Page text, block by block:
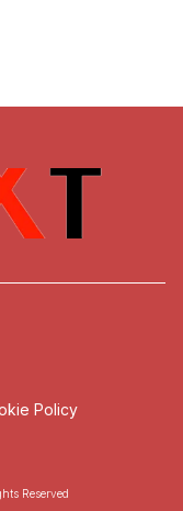
Policy
Reserved